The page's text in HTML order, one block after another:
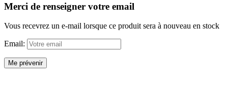
Merci de renseigner votre email
Vous recevrez un e-mail lorsque ce produit sera à nouveau en stock
Email:
Me prévenir